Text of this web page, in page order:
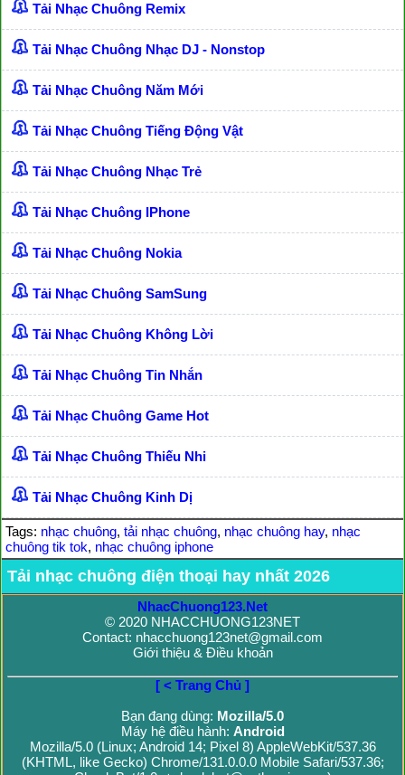
Tải Nhạc Chuông Remix
Tải Nhạc Chuông Nhạc DJ - Nonstop
Tải Nhạc Chuông Năm Mới
Tải Nhạc Chuông Tiếng Động Vật
Tải Nhạc Chuông Nhạc Trẻ
Tải Nhạc Chuông IPhone
Tải Nhạc Chuông Nokia
Tải Nhạc Chuông SamSung
Tải Nhạc Chuông Không Lời
Tải Nhạc Chuông Tin Nhắn
Tải Nhạc Chuông Game Hot
Tải Nhạc Chuông Thiếu Nhi
Tải Nhạc Chuông Kinh Dị
Tags: nhạc chuông, tải nhạc chuông, nhạc chuông hay, nhạc
chuông tik tok, nhạc chuông iphone
Tải nhạc chuông điện thoại hay nhất 2026
NhacChuong123.Net
© 2020 NHACCHUONG123NET
Contact: nhacchuong123net@gmail.com
Giới thiệu & Điều khoản
[ < Trang Chủ ]
Bạn đang dùng: Mozilla/5.0
Máy hệ điều hành: Android
Mozilla/5.0 (Linux; Android 14; Pixel 8) AppleWebKit/537.36
(KHTML, like Gecko) Chrome/131.0.0.0 Mobile Safari/537.36;